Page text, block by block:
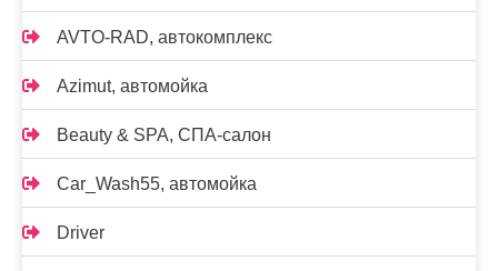
AVTO-RAD, автокомплекс
Azimut, автомойка
Beauty & SPA, СПА-салон
Car_Wash55, автомойка
Driver